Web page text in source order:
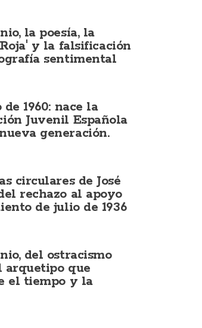
la poesía, la
y la falsificación
sentimental
1960: nace la
Juvenil Española
generación.
circulares de José
rechazo al apoyo
de julio de 1936
del ostracismo
arquetipo que
el tiempo y la